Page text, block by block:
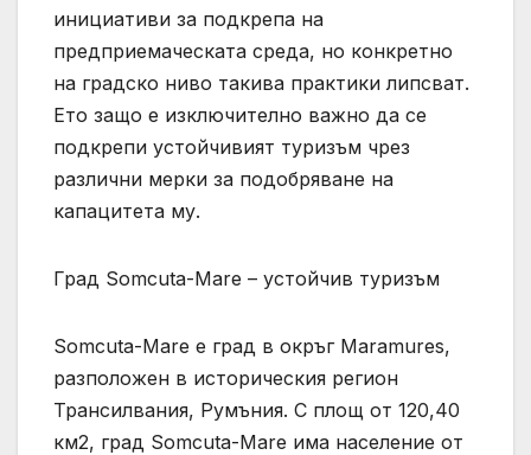
инициативи за подкрепа на
предприемаческата среда, но конкретно
на градско ниво такива практики липсват.
Ето защо е изключително важно да се
подкрепи устойчивият туризъм чрез
различни мерки за подобряване на
капацитета му.
Град Somcuta-Mare – устойчив туризъм
Somcuta-Mare е град в окръг Maramures,
разположен в историческия регион
Трансилвания, Румъния. С площ от 120,40
км2, град Somcuta-Mare има население от